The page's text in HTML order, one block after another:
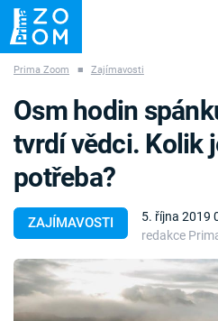
ZÁHADY VETŘELCI DÁVNOVĚKU
Témata
Témata
Prima Zoom ■ Zajímavosti
ZAJÍMAVOSTI
5. října 2019
redakce
Osm hodin
tvrdí vědci. Kolik
potřeba?